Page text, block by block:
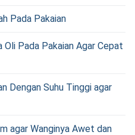
Pada Pakaian
Pada Pakaian Agar Cepat
Dengan Suhu Tinggi agar
agar Wanginya Awet dan